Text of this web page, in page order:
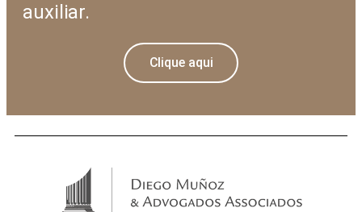
auxiliar.
Clique aqui